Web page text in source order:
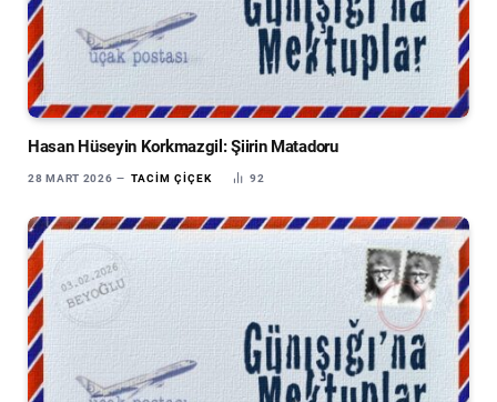
Hasan Hüseyin Korkmazgil: Şiirin Matadoru
28 MART 2026 TACIM ÇIÇEK 92